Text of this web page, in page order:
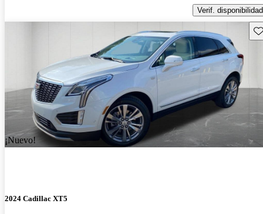
Verif. disponibilidad
¡Nuevo!
2024 Cadillac XT5